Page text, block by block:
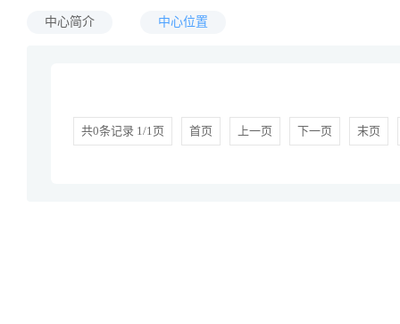
中心简介 中心位置
共0条记录 1/1页 首页 上一页 下一页 末页